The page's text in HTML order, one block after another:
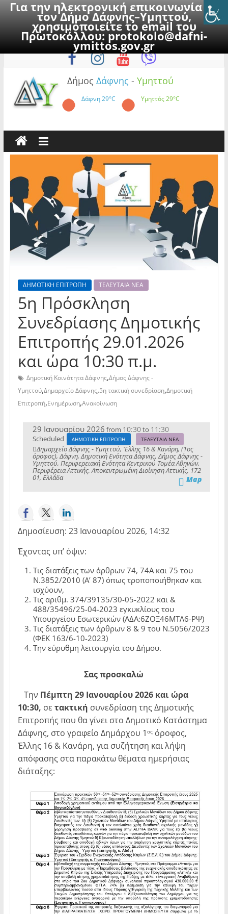
Για την ηλεκτρονική επικοινωνία με
τον Δήμο Δάφνης–Υμηττού,
χρησιμοποιείτε το email του
Πρωτοκόλλου:protokolo@dafni-
ymittos.gov.gr
to
Πέμπτη, 6 Αυγούστου 2026
Δήμος Δάφνης - Υμηττού
Δάφνη29°C Υμηττός29°C
ΔΗΜΟΤΙΚΗ ΕΠΙΤΡΟΠΗ ΤΕΛΕΥΤΑΙΑ ΝΕΑ
5η Πρόσκληση
Συνεδρίασης Δημοτικής
Επιτροπής 29.01.2026
και ώρα 10:30 π.μ.
Δημοτική Κοινότητα Δάφνης,Δήμος Δάφνης -
Υμηττού,Δημαρχείο Δάφνης,5η τακτική συνεδρίαση,Δημοτική
Επιτροπή,Ενημέρωση,Ανακοίνωση
29 Ιανουαρίου 2026 from 10:30to 11:30
Scheduled ΔΗΜΟΤΙΚΗ ΕΠΙΤΡΟΠΗ ΤΕΛΕΥΤΑΙΑ ΝΕΑ
Δημαρχείο Δάφνης - Υμηττού, 'Ελλης 16 & Κανάρη, (1ος
όροφος), Δάφνη, Δημοτική Ενότητα Δάφνης, Δήμος Δάφνης -
Υμηττού, Περιφερειακή Ενότητα Κεντρικού Τομέα Αθηνών,
Περιφέρεια Αττικής, Αποκεντρωμένη Διοίκηση Αττικής, 172
01, Ελλάδα Map
Δημοσίευση: 23 Ιανουαρίου 2026, 14:32
Έχοντας υπ’ όψιν:
Τις διατάξεις των άρθρων 74, 74Α και 75 του
Ν.3852/2010 (Α’ 87) όπως τροποποιήθηκαν και
ισχύουν,
Τις αριθμ. 374/39135/30-05-2022 και &
488/35496/25-04-2023 εγκυκλίους του
Υπουργείου Εσωτερικών (ΑΔΑ:6ΖΟΞ46ΜΤΛ6-ΡΨ)
Τις διατάξεις των άρθρων 8 & 9 του Ν.5056/2023
(ΦΕΚ 163/6-10-2023)
Την εύρυθμη λειτουργία του Δήμου.
Σας προσκαλώ
Την Πέμπτη 29 Ιανουαρίου 2026 και ώρα
10:30, σε τακτική συνεδρίαση της Δημοτικής
Επιτροπής που θα γίνει στο Δημοτικό Κατάστημα
Δάφνης, στο γραφείο Δημάρχου 1 οςόροφος,
Έλλης 16 & Κανάρη, για συζήτηση και λήψη
απόφασης στα παρακάτω θέματα ημερήσιας
διάταξης: